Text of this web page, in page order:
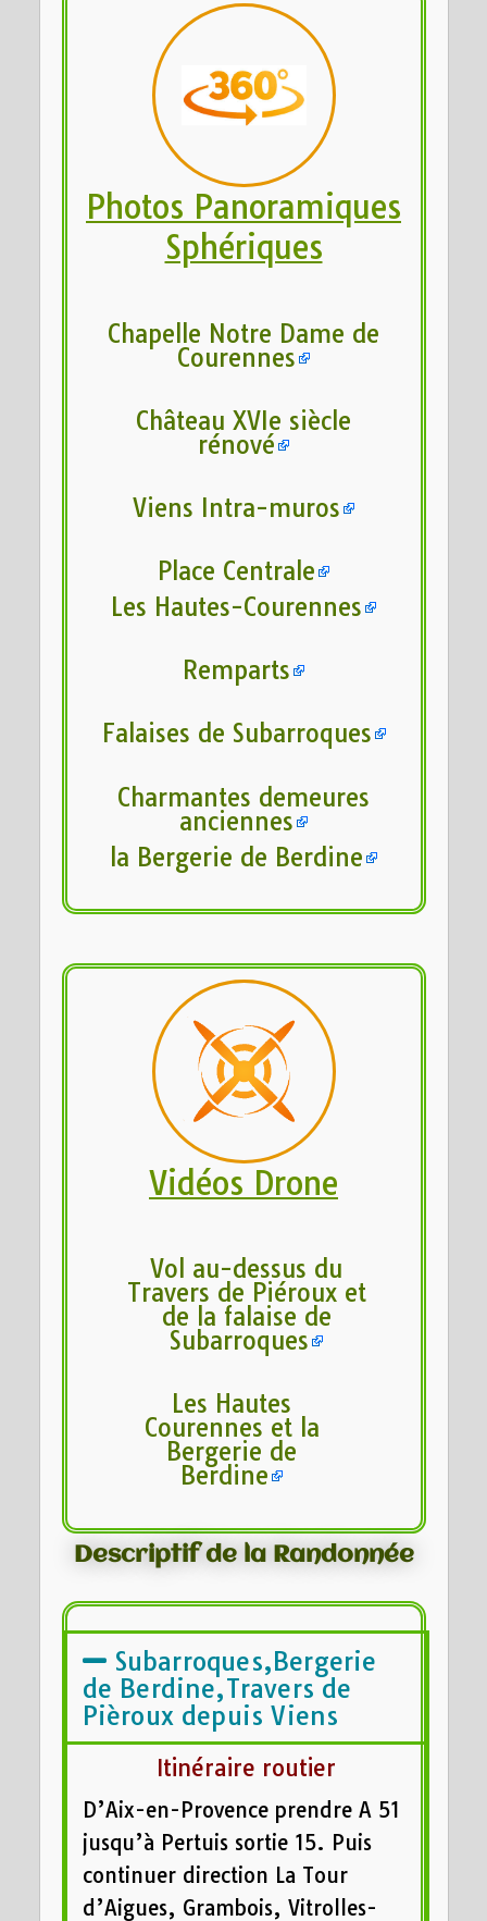
Photos Panoramiques
Sphériques
Chapelle Notre Dame de
Courennes
Château XVIe siècle
rénové
Viens Intra-muros
Place Centrale
Les Hautes-Courennes
Remparts
Falaises de Subarroques
Charmantes demeures
anciennes
la Bergerie de Berdine
Vidéos Drone
Vol au-dessus du
Travers de Piéroux et
de la falaise de
Subarroques
Les Hautes
Courennes et la
Bergerie de
Berdine
Descriptif de la Randonnée
Subarroques,Bergerie
de Berdine,Travers de
Pièroux depuis Viens
Itinéraire routier
D’Aix-en-Provence prendre A 51
jusqu’à Pertuis sortie 15. Puis
continuer direction La Tour
d’Aigues, Grambois, Vitrolles-